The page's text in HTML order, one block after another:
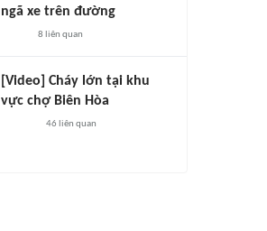
ngã xe trên đường
8 liên quan
[Video] Cháy lớn tại khu
vực chợ Biên Hòa
46 liên quan